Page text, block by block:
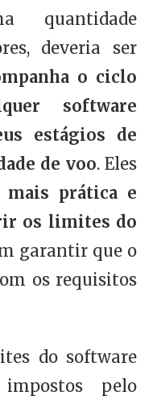
quantidade
deveria ser
o ciclo
software
estágios de
de voo. Eles
mais prática e
os limites do
garantir que o
os requisitos
do software
pelo